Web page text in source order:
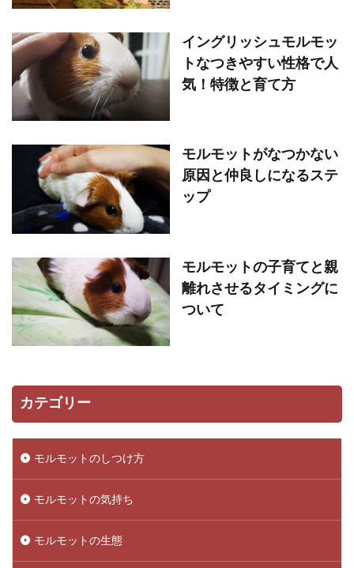
イングリッシュモルモッ
トなつきやすい性格で人
気！特徴と育て方
モルモットがなつかない
原因と仲良しになるステ
ップ
モルモットの子育てと親
離れさせるタイミングに
ついて
カテゴリー
モルモットのしつけ方
モルモットの気持ち
モルモットの生態